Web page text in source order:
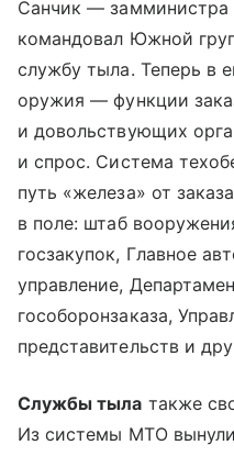
Санчик —
командовал Южной
службу тыла. Теперь в
оружия — функции
и довольствующих
и спрос. Система
путь «железа» от
в поле: штаб
госзакупок, Главное
управление,
гособоронзаказа,
представительств и
Службы тыла также
Из системы МТО